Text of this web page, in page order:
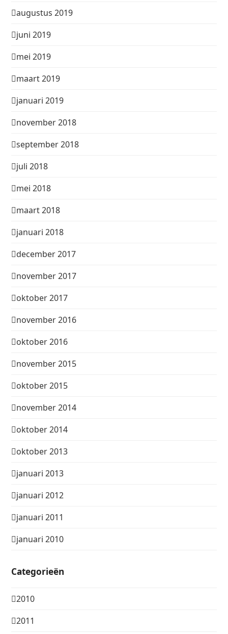
augustus 2019
juni 2019
mei 2019
maart 2019
januari 2019
november 2018
september 2018
juli 2018
mei 2018
maart 2018
januari 2018
december 2017
november 2017
oktober 2017
november 2016
oktober 2016
november 2015
oktober 2015
november 2014
oktober 2014
oktober 2013
januari 2013
januari 2012
januari 2011
januari 2010
Categorieën
2010
2011